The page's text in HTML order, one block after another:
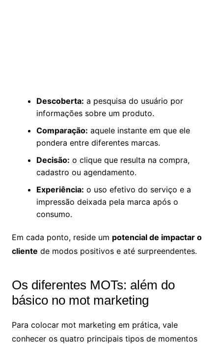
Descoberta: a pesquisa do usuário por
informações sobre um produto.
Comparação: aquele instante em que ele
pondera entre diferentes marcas.
Decisão: o clique que resulta na compra,
cadastro ou agendamento.
Experiência: o uso efetivo do serviço e a
impressão deixada pela marca após o
consumo.
Em cada ponto, reside um potencial de impactar o
cliente de modos positivos e até surpreendentes.
Os diferentes MOTs: além do
básico no mot marketing
Para colocar mot marketing em prática, vale
conhecer os quatro principais tipos de momentos